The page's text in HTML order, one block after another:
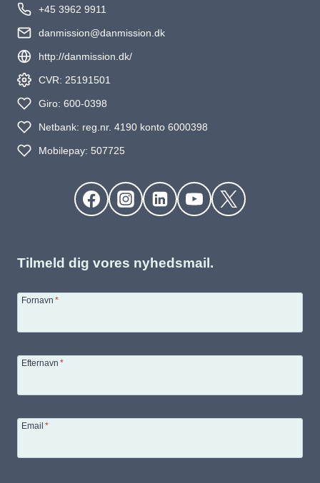
+45 3962 9911
danmission@danmission.dk
http://danmission.dk/
CVR: 25191501
Giro: 600-0398
Netbank: reg.nr. 4190 konto 6000398
Mobilepay: 507725
Tilmeld dig vores nyhedsmail.
Fornavn *
Efternavn *
Email *